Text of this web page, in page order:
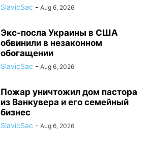
SlavicSac - Aug 6, 2026
Экс-посла Украины в США
обвинили в незаконном
обогащении
SlavicSac - Aug 6, 2026
Пожар уничтожил дом пастора
из Ванкувера и его семейный
бизнес
SlavicSac - Aug 6, 2026